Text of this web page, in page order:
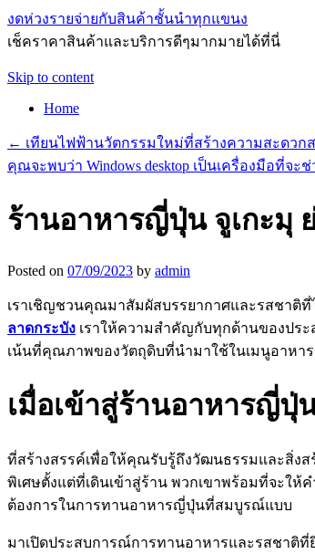
งดห่วงรายจ่ายกับสินค้าชั้นนำทุกแขนง
เช็คราคาสินค้าและบริการดีๆมากมายได้ที่นี่
Skip to content
Home
← เทียนไฟฟ้านวัตกรรมใหม่ที่สร้างความสะดวก
คุณจะพบว่า Windows desktop เป็นเครื่องมือที่จะ
ร้านอาหารญี่ปุ่น จูเกะมุ
Posted on 07/09/2023 by admin
เราเชิญชวนคุณมาสัมผัสบรรยากาศและรสชาติ
ลาดกระบัง เราให้ความสำคัญกับทุกด้านของปร
เน้นที่คุณภาพของวัตถุดิบที่นำมาใช้ในเมนูอาหาร
เมื่อเข้าสู่ร้านอาหารญี่ปุ่
ที่สร้างสรรค์เพื่อให้คุณรับรู้ถึงวัฒนธรรมและสิ่ง
พิเศษตั้งแต่ที่เดินเข้าสู่ร้าน พวกเขาพร้อมที่จะใ
ต้องการในการทานอาหารญี่ปุ่นที่สมบูรณ์แบบ
มาเปิดประสบการณ์การทานอาหารและรสชาติที่